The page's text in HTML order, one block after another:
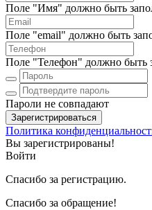
Поле "Имя" должно быть
Поле "email" должно быть
Поле "Телефон" должно быть
Пароли не совпадают
Зарегистрироваться
Политика
Вы зарегистрированы!
Войти
Спасибо за регистрацию.
Спасибо за обращение!